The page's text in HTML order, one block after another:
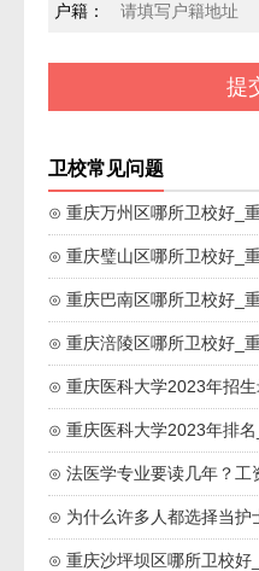
户籍：
卫校常见问题
⊙ 重庆万州区哪所卫校好_
⊙ 重庆璧山区哪所卫校好_
⊙ 重庆巴南区哪所卫校好_
⊙ 重庆涪陵区哪所卫校好_
⊙ 重庆医科大学2023年招
⊙ 重庆医科大学2023年排
⊙ 法医学专业要读几年？工
⊙ 为什么许多人都选择当护
⊙ 重庆沙坪坝区哪所卫校好